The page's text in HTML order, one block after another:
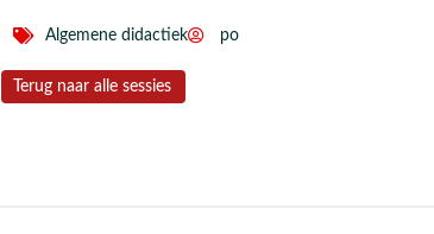
Algemene didactiek po
Terug naar alle sessies